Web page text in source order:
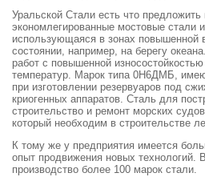
Уральской Стали есть что
экономлегированные мостовые стали
использующаяся в зонах повышенной
состоянии, например, на берегу
работ с повышенной
температур. Марок типа 0Н6ДМБ,
при изготовлении резервуаров под
криогенных аппаратов. Сталь для
строительство и ремонт морских
который необходим в строительстве
К тому же у предприятия имеется
опыт продвижения новых технологий.
производство более 100 марок стали.